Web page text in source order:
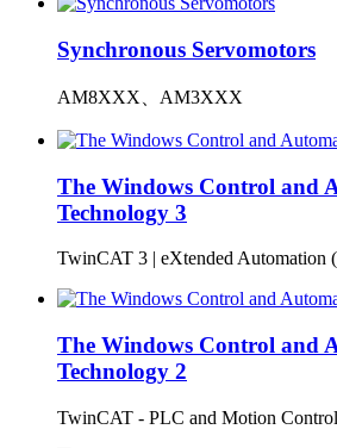
Synchronous Servomotors
AM8XXX、AM3XXX
The Windows Control and
Technology 3
TwinCAT 3 | eXtended Automation
The Windows Control and
Technology 2
TwinCAT - PLC and Motion